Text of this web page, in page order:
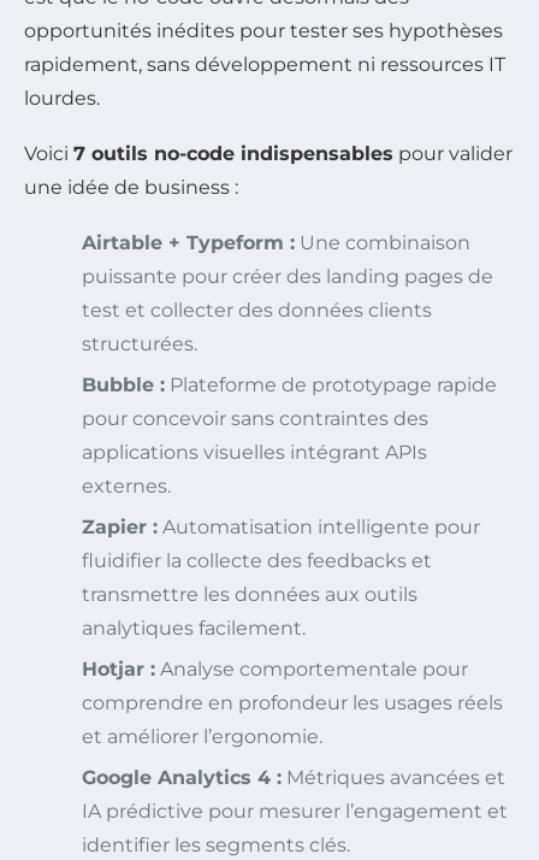
opportunités inédites pour tester ses hypothèses
rapidement, sans développement ni ressources IT
lourdes.
Voici 7 outils no-code indispensables pour valider
une idée de business :
Airtable + Typeform : Une combinaison
puissante pour créer des landing pages de
test et collecter des données clients
structurées.
Bubble : Plateforme de prototypage rapide
pour concevoir sans contraintes des
applications visuelles intégrant APIs
externes.
Zapier : Automatisation intelligente pour
fluidifier la collecte des feedbacks et
transmettre les données aux outils
analytiques facilement.
Hotjar : Analyse comportementale pour
comprendre en profondeur les usages réels
et améliorer l’ergonomie.
Google Analytics 4 : Métriques avancées et
IA prédictive pour mesurer l’engagement et
identifier les segments clés.